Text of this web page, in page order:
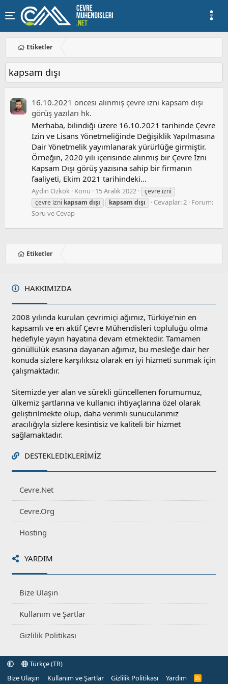
Etiketler
kapsam dışı
16.10.2021 öncesi alınmış çevre i̇zni kapsam dışı
görüş yazıları hk.
Merhaba, bilindiği üzere 16.10.2021 tarihinde Çevre
İzin ve Lisans Yönetmeliğinde Değişiklik Yapılmasına
Dair Yönetmelik yayımlanarak yürürlüğe girmiştir.
Örneğin, 2020 yılı içerisinde alınmış bir Çevre İzni
Kapsam Dışı görüş yazısına sahip bir firmanın
faaliyeti, Ekim 2021 tarihindeki...
Aydın Özkök Konu 15 Aralık 2022
çevre i̇zni
çevre i̇zni kapsam dışı kapsam dışı Cevaplar: 2 Forum:
Soru ve Cevap
Etiketler
HAKKIMIZDA
2008 yılında kurulan çevrimiçi ağımız, Türkiye'nin en
kapsamlı ve en aktif Çevre Mühendisleri topluluğu olma
hedefiyle yayın hayatına devam etmektedir. Tamamen
gönüllülük esasına dayanan ağımız, bu mesleğe dair her
konuda sizlere karşılıksız olarak en iyi hizmeti sunmak için
çalışmaktadır.
Sitemizde yer alan ve sürekli güncellenen forumumuz,
ülkemiz şartlarına ve kullanıcı ihtiyaçlarına özel olarak
geliştirilmekte olup, daha verimli sunucularımız
aracılığıyla sizlere kesintisiz ve kaliteli bir hizmet
sağlamaktadır.
DESTEKLEDIKLERIMIZ
Cevre.Net
Cevre.Org
Hosting
YARDIM
Bize Ulaşın
Kullanım ve Şartlar
Gizlilik Politikası
Türkçe (TR)
Bize Ulaşın
Kullanım ve Şartlar Gizlilik Politikası Yardım
R